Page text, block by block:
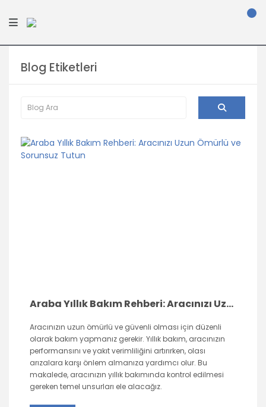
Blog Etiketleri
Araba Yıllık Bakım Rehberi: Aracınızı Uzun Ömürlü ve Sorunsuz Tutun
Aracınızın uzun ömürlü ve güvenli olması için düzenli
olarak bakım yapmanız gerekir. Yıllık bakım, aracınızın
performansını ve yakıt verimliliğini artırırken, olası
arızalara karşı önlem almanıza yardımcı olur. Bu
makalede, aracınızın yıllık bakımında kontrol edilmesi
gereken temel unsurları ele alacağız.